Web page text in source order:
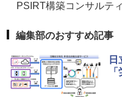
PSIRT構築コンサルテ
編集部のおすすめ記事